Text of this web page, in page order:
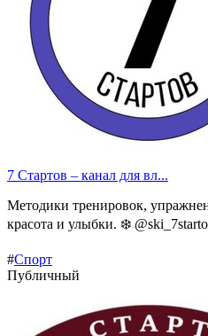
7 Стартов – канал для вл...
Методики тренировок,
красота и улыбки. ❄️
#Спорт
Публичный